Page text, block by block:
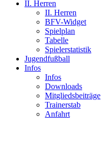
II. Herren
II. Herren
BFV-Widget
Spielplan
Tabelle
Spielerstatistik
Jugendfußball
Infos
Infos
Downloads
Mitgliedsbeiträge
Trainerstab
Anfahrt